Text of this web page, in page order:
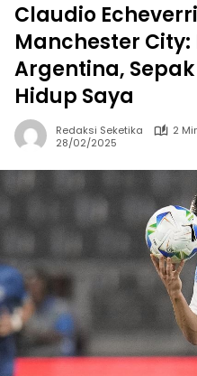
Claudio
Manchester
Argentina,
Hidup Saya
Redaksi Seketika
2
28/02/2025